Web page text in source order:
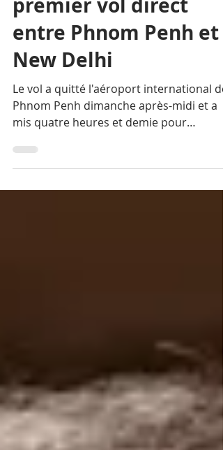
lancé dimanche son
premier vol direct
entre Phnom Penh et
New Delhi
Le vol a quitté l'aéroport international de
Phnom Penh dimanche après-midi et a
mis quatre heures et demie pour
atteindre sa destination.